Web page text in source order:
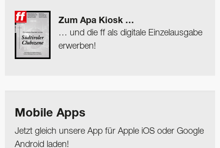
Zum Apa Kiosk …
… und die ff als digitale Einzelausgabe
erwerben!
Mobile Apps
Jetzt gleich unsere App für Apple iOS oder Google
Android laden!